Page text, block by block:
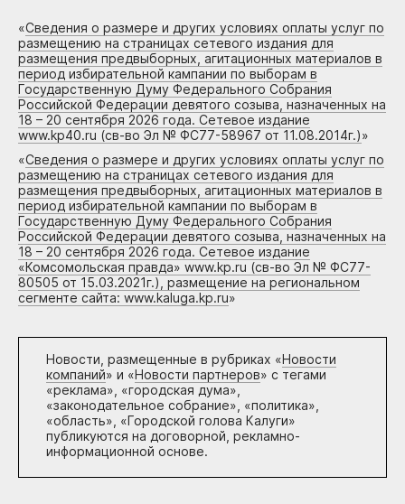
«Сведения о размере и других условиях оплаты услуг по
размещению на страницах сетевого издания для
размещения предвыборных, агитационных материалов в
период избирательной кампании по выборам в
Государственную Думу Федерального Собрания
Российской Федерации девятого созыва, назначенных на
18 – 20 сентября 2026 года. Сетевое издание
www.kp40.ru (св-во Эл № ФС77-58967 от 11.08.2014г.)»
«Сведения о размере и других условиях оплаты услуг по
размещению на страницах сетевого издания для
размещения предвыборных, агитационных материалов в
период избирательной кампании по выборам в
Государственную Думу Федерального Собрания
Российской Федерации девятого созыва, назначенных на
18 – 20 сентября 2026 года. Сетевое издание
«Комсомольская правда» www.kp.ru (св-во Эл № ФС77-
80505 от 15.03.2021г.), размещение на региональном
сегменте сайта: www.kaluga.kp.ru»
Новости, размещенные в рубриках «Новости
компаний» и «Новости партнеров» с тегами
«реклама», «городская дума»,
«законодательное собрание», «политика»,
«область», «Городской голова Калуги»
публикуются на договорной, рекламно-
информационной основе.